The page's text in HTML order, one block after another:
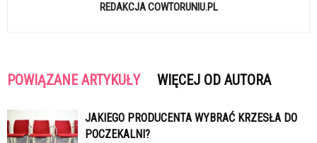
REDAKCJA COWTORUNIU.PL
POWIĄZANE ARTYKUŁY WIĘCEJ OD AUTORA
JAKIEGO PRODUCENTA WYBRAĆ KRZESŁA DO
POCZEKALNI?